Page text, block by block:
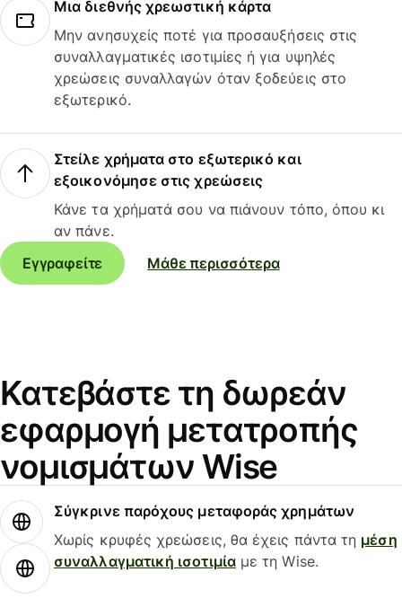
Μια διεθνής χρεωστική κάρτα
Μην ανησυχείς ποτέ για προσαυξήσεις στις
συναλλαγματικές ισοτιμίες ή για υψηλές
χρεώσεις συναλλαγών όταν ξοδεύεις στο
εξωτερικό.
Στείλε χρήματα στο εξωτερικό και
εξοικονόμησε στις χρεώσεις
Κάνε τα χρήματά σου να πιάνουν τόπο, όπου κι
αν πάνε.
Εγγραφείτε
Μάθε περισσότερα
Κατεβάστε τη δωρεάν
εφαρμογή μετατροπής
νομισμάτων Wise
Σύγκρινε παρόχους μεταφοράς χρημάτων
Χωρίς κρυφές χρεώσεις, θα έχεις πάντα τη μέση
συναλλαγματική ισοτιμίαμε τη Wise.